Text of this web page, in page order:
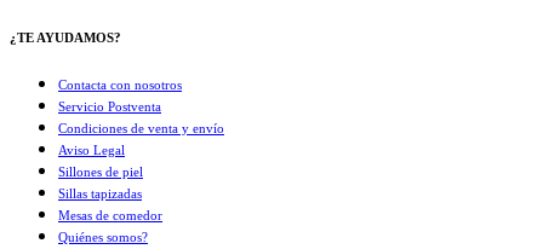
¿TE AYUDAMOS?
Contacta con nosotros
Servicio Postventa
Condiciones de venta y envío
Aviso Legal
Sillones de piel
Sillas tapizadas
Mesas de comedor
Quiénes somos?